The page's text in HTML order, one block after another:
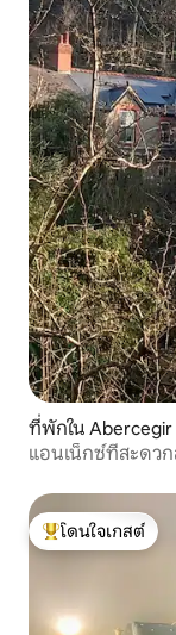
ที่พักใน Abercegir
แอนเน็กซ์ที่สะดวก
โดนใจเกสต์ที่สุด
โดนใจเกสต์